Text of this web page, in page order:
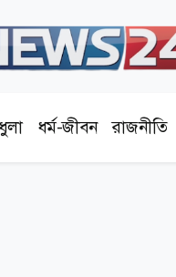
ধর্ম-জীবন রাজনীতি